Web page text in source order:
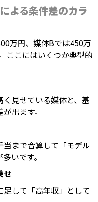
よる条件差のカラ
万円、媒体Bでは450万
ここにはいくつか典型的
見せている媒体と、基
出ます。
まで合算して「モデル
いです。
せ
して「高年収」として